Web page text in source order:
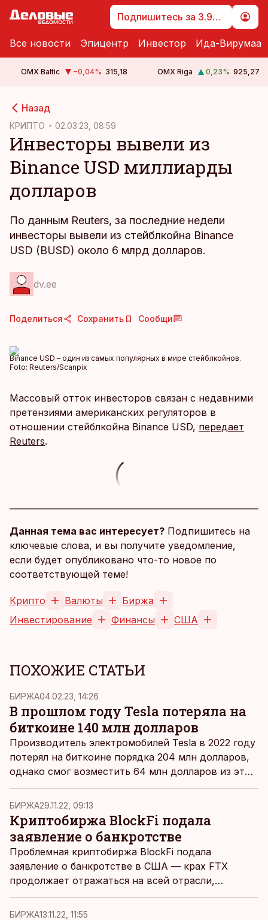
Подпишитесь за 3.99 €
Все новости Эпицентр Инвестор Ида-Вирумаа
OMX Baltic −0,04% 315,18 OMX Riga 0,23% 925,27
Назад
КРИПТО 02.03.23, 08:59
Инвесторы вывели из
Binance USD миллиарды
долларов
По данным Reuters, за последние недели
инвесторы вывели из стейблкойна Binance
USD (BUSD) около 6 млрд долларов.
dv.ee
Поделиться Сохранить Сообщи
Binance USD – один из самых популярных в мире стейблкойнов.
Foto: Reuters/Scanpix
Массовый отток инвесторов связан с недавними
претензиями американских регуляторов в
отношении стейблкойна Binance USD, передает
Reuters.
Данная тема вас интересует? Подпишитесь на
ключевые слова, и вы получите уведомление,
если будет опубликовано что-то новое по
соответствующей теме!
Крипто Валюты
Биржа
Инвестирование
Финансы США
ПОХОЖИЕ СТАТЬИ
БИРЖА04.02.23, 14:26
В прошлом году Tesla потеряла на
биткоине 140 млн долларов
Производитель электромобилей Tesla в 2022 году
потерял на биткоине порядка 204 млн долларов,
однако смог возместить 64 млн долларов из этой
суммы за счет трейдинговых операций, сообщает
BBC News.
БИРЖА29.11.22, 09:13
Криптобиржа BlockFi подала
заявление о банкротстве
Проблемная криптобиржа BlockFi подала
заявление о банкротстве в США — крах FTX
продолжает отражаться на всей отрасли,
сообщает BBC News.
БИРЖА13.11.22, 11:55